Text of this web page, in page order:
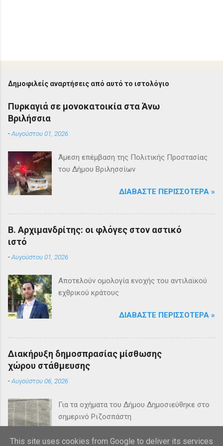
Δημοφιλείς αναρτήσεις από αυτό το ιστολόγιο
Πυρκαγιά σε μονοκατοικία στα Άνω
Βριλήσσια
-Αυγούστου 01, 2026
Άμεση επέμβαση της Πολιτικής Προστασίας
του Δήμου Βριλησσίων
ΔΙΑΒΆΣΤΕ ΠΕΡΙΣΣΌΤΕΡΑ »
Β. Αρχιμανδρίτης: οι φλόγες στον αστικό
ιστό
-Αυγούστου 01, 2026
Αποτελούν ομολογία ενοχής του αντιλαϊκού
εχθρικού κράτους
ΔΙΑΒΆΣΤΕ ΠΕΡΙΣΣΌΤΕΡΑ »
Διακήρυξη δημοσπρασίας μίσθωσης
χώρου στάθμευσης
-Αυγούστου 06, 2026
Για τα οχήματα του Δήμου Δημοσιεύθηκε στο
σημερινό Ριζοσπάστη
ΔΙΑΒΆΣΤΕ ΠΕΡΙΣΣΌΤΕΡΑ »
This site uses cookies from Google to deliver its services